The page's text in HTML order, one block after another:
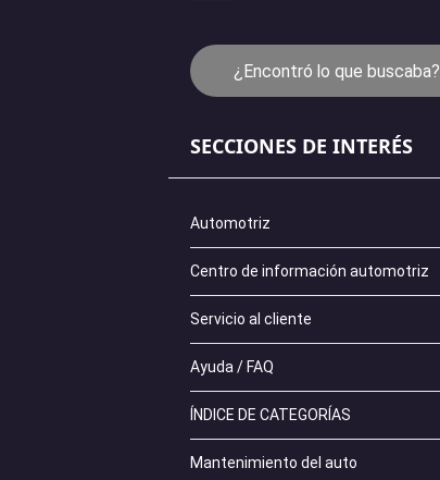
¿Encontró lo que buscaba?
SECCIONES DE INTERÉS
Automotriz
Centro de información automotriz
Servicio al cliente
Ayuda / FAQ
ÍNDICE DE CATEGORÍAS
Mantenimiento del auto